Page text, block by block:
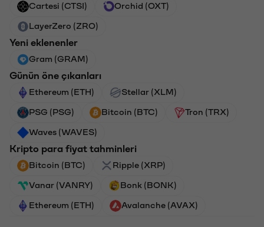
Cartesi (CTSI) Orchid (OXT)
LayerZero (ZRO)
Yeni eklenenler
Gram (GRAM)
Günün öne çıkanları
Ethereum (ETH) Stellar (XLM)
PSG (PSG) Bitcoin (BTC) Tron (TRX)
Waves (WAVES)
Kripto para fiyat tahminleri
Bitcoin (BTC) Ripple (XRP)
Vanar (VANRY) Bonk (BONK)
Ethereum (ETH) Avalanche (AVAX)